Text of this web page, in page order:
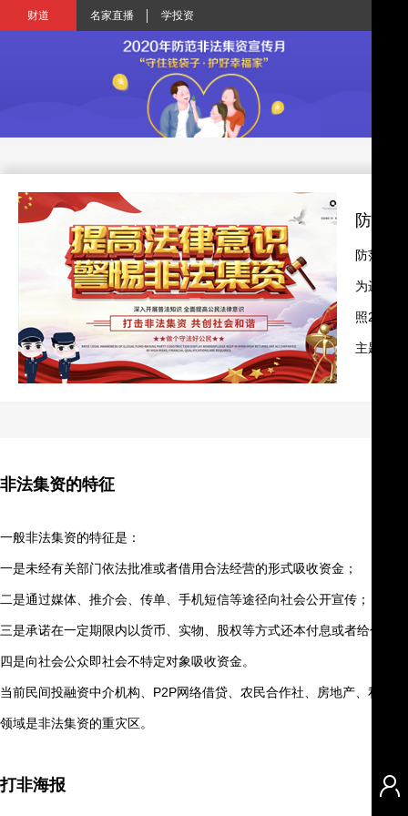
财道 名家直播 学投资
防范
防范非
为进一
照2020
主题的
非法集资的特征
一般非法集资的特征是：
一是未经有关部门依法批准或者借用合法经营的形式吸收资金；
二是通过媒体、推介会、传单、手机短信等途径向社会公开宣传；
三是承诺在一定期限内以货币、实物、股权等方式还本付息或者给付回
四是向社会公众即社会不特定对象吸收资金。
当前民间投融资中介机构、P2P网络借贷、农民合作社、房地产、私募
领域是非法集资的重灾区。
打非海报